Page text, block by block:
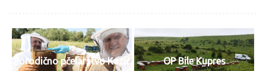
Porodično pčelarstvo Kazić OP Bile Kupres